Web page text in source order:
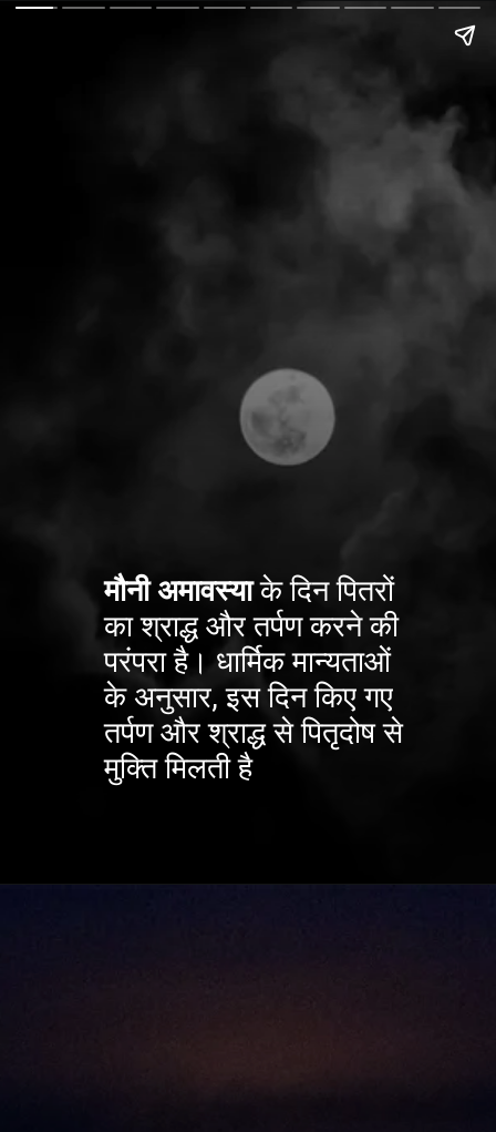
मौनी अमावस्याके दिन पितरों
का श्राद्ध और तर्पण करने की
परंपरा है। धार्मिक मान्यताओं
के अनुसार, इस दिन किए गए
तर्पण और श्राद्ध से पितृदोष से
मुक्ति मिलती है